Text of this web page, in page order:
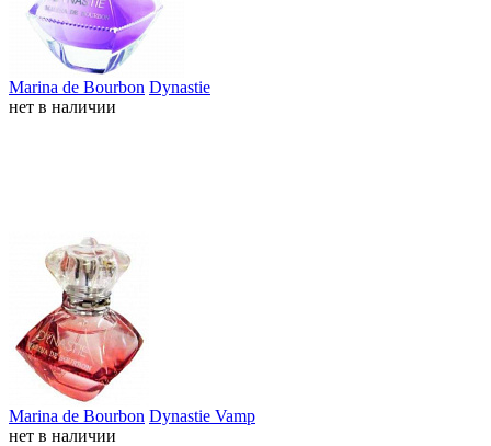
Marina de Bourbon Dynastie
нет в наличии
Marina de Bourbon Dynastie Vamp
нет в наличии